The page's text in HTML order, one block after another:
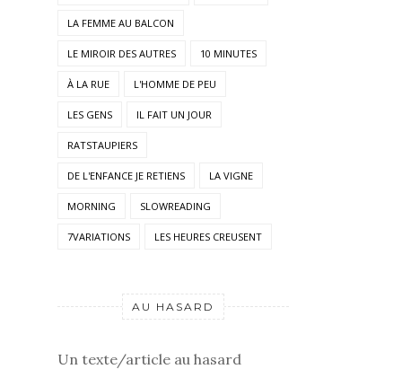
LA FEMME AU BALCON
LE MIROIR DES AUTRES 10 MINUTES
À LA RUE L'HOMME DE PEU
LES GENS IL FAIT UN JOUR
RATSTAUPIERS
DE L'ENFANCE JE RETIENS LA VIGNE
MORNING SLOWREADING
7VARIATIONS LES HEURES CREUSENT
AU HASARD
Un texte/article au hasard